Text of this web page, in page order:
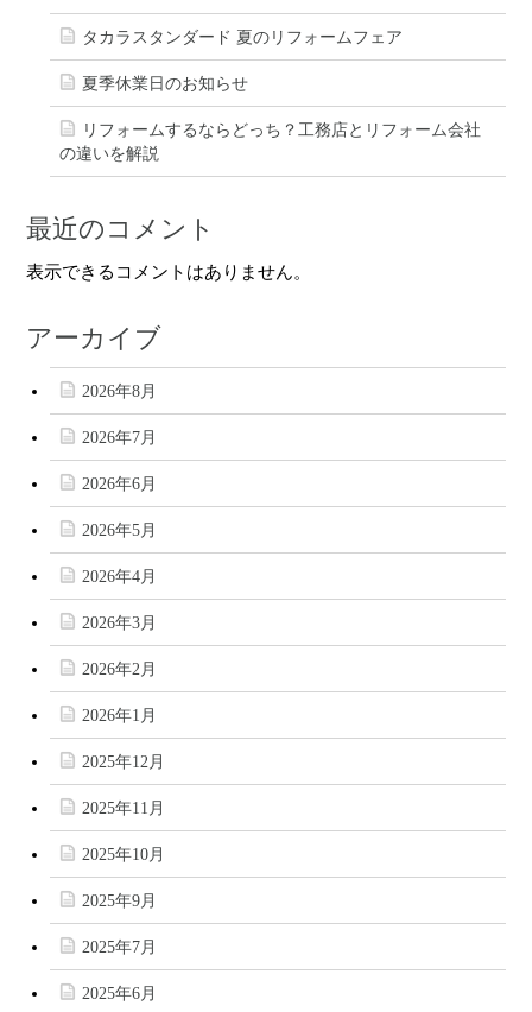
タカラスタンダード 夏のリフォームフェア
夏季休業日のお知らせ
リフォームするならどっち？工務店とリフォーム会社
の違いを解説
最近のコメント
表示できるコメントはありません。
アーカイブ
2026年8月
2026年7月
2026年6月
2026年5月
2026年4月
2026年3月
2026年2月
2026年1月
2025年12月
2025年11月
2025年10月
2025年9月
2025年7月
2025年6月